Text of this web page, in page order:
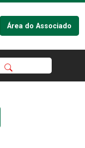
Área do Associado